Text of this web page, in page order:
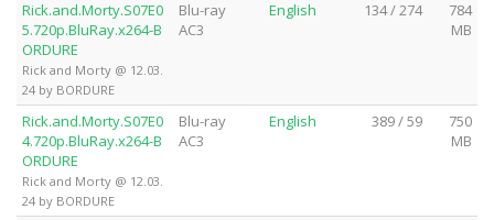
Rick.and.Morty.S07E0
5.720p.BluRay.x264-B
ORDURE
Rick and Morty @ 12.03.
24 by BORDURE
Blu-ray
AC3
English 134 / 274
784
MB
Rick.and.Morty.S07E0
4.720p.BluRay.x264-B
ORDURE
Rick and Morty @ 12.03.
24 by BORDURE
Blu-ray
AC3
English 389 / 59
750
MB